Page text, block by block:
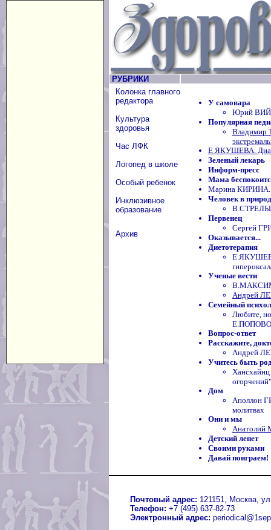
РУБРИКИ
Колонка главного
редактора
Культура
здоровья
Час ЛФК
Логопед в школе
Особый ребенок
Инклюзивное
образование
Архив
У самовара
Юрий
Популярная
Владимир
Е ЯКУШЕВА.
Зеленый лекарь
Информ-пресс
Мама
Марина КИРИНА.
Человек в
Первенец
Сергей
Оказывается...
Диетотерапия
Ученые вести
Андрей
Семейный
Любите, но
Вопрос-ответ
Расскажите,
Андрей
Учитесь быть
огорчений"
Дом
Аполлон
молитвах
Они и мы
Анатолий
Детский лепет
Своими руками
Давай поиграем!
Почтовый адрес: 121151, Москва,
Телефон: +7 (495) 637-82-73
Электронный адрес: